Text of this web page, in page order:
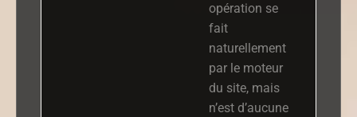
opération se
fait
naturellement
par le moteur
du site, mais
n’est d’aucune